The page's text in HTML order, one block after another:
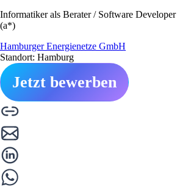
Informatiker als Berater / Software
(a*)
Hamburger Energienetze GmbH
Standort: Hamburg
Jetzt bewerben